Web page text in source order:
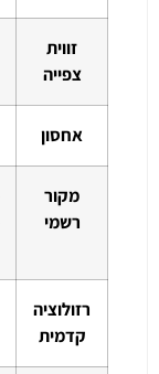
זווית
צפייה
אחסון
מקור
רשמי
רזולוציה
קדמית